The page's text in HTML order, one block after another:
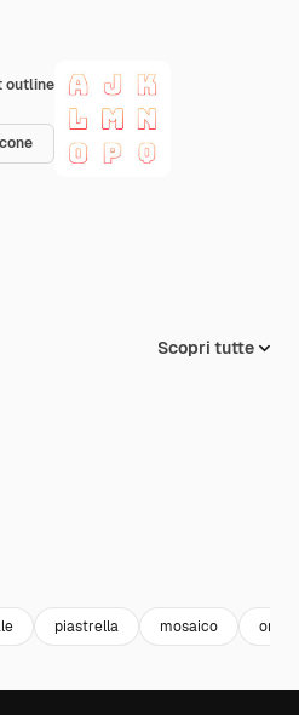
outline
Scopri tutte
piastrella mosaico